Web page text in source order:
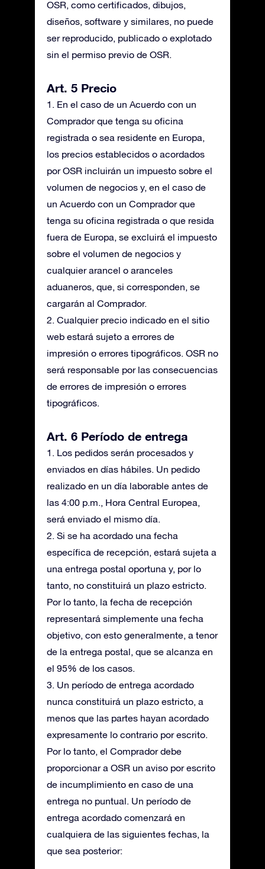
OSR, como certificados, dibujos,
diseños, software y similares, no puede
ser reproducido, publicado o explotado
sin el permiso previo de OSR.
Art. 5 Precio
1. En el caso de un Acuerdo con un
Comprador que tenga su oficina
registrada o sea residente en Europa,
los precios establecidos o acordados
por OSR incluirán un impuesto sobre el
volumen de negocios y, en el caso de
un Acuerdo con un Comprador que
tenga su oficina registrada o que resida
fuera de Europa, se excluirá el impuesto
sobre el volumen de negocios y
cualquier arancel o aranceles
aduaneros, que, si corresponden, se
cargarán al Comprador.
2. Cualquier precio indicado en el sitio
web estará sujeto a errores de
impresión o errores tipográficos. OSR no
será responsable por las consecuencias
de errores de impresión o errores
tipográficos.
Art. 6 Período de entrega
1. Los pedidos serán procesados y
enviados en días hábiles. Un pedido
realizado en un día laborable antes de
las 4:00 p.m., Hora Central Europea,
será enviado el mismo día.
2. Si se ha acordado una fecha
específica de recepción, estará sujeta a
una entrega postal oportuna y, por lo
tanto, no constituirá un plazo estricto.
Por lo tanto, la fecha de recepción
representará simplemente una fecha
objetivo, con esto generalmente, a tenor
de la entrega postal, que se alcanza en
el 95% de los casos.
3. Un período de entrega acordado
nunca constituirá un plazo estricto, a
menos que las partes hayan acordado
expresamente lo contrario por escrito.
Por lo tanto, el Comprador debe
proporcionar a OSR un aviso por escrito
de incumplimiento en caso de una
entrega no puntual. Un período de
entrega acordado comenzará en
cualquiera de las siguientes fechas, la
que sea posterior: